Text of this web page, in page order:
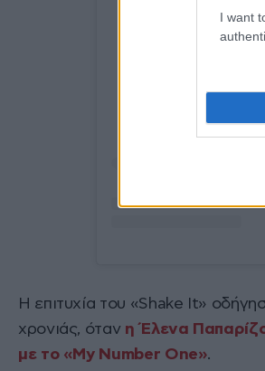
I want
Η επιτυχία του «Shake It»
χρονιάς, όταν η Έλενα
με το «My Number One».